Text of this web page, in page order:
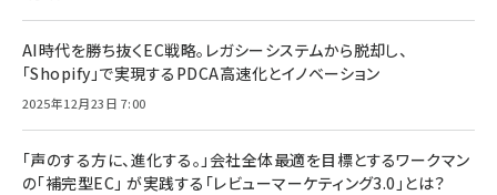
AI時代を勝ち抜くEC戦略。レガシーシステムから脱却し、
「Shopify」で実現するPDCA高速化とイノベーション
2025年12月23日 7:00
「声のする方に、進化する。」会社全体最適を目標とするワークマン
の「補完型EC」 が実践する「レビューマーケティング3.0」とは？